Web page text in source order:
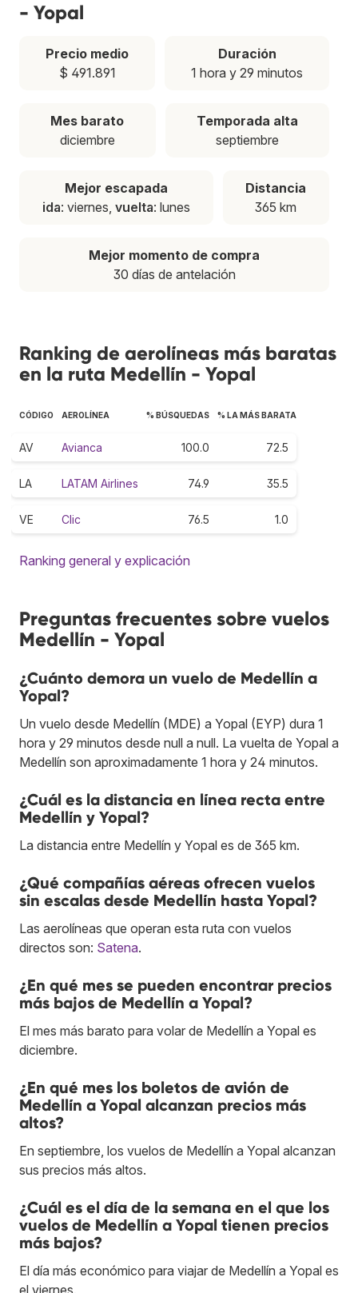
- Yopal
Precio medio
$ 491.891
Duración
1 hora y 29 minutos
Mes barato
diciembre
Temporada alta
septiembre
Mejor escapada
ida: viernes, vuelta: lunes
Distancia
365 km
Mejor momento de compra
30 días de antelación
Ranking de aerolíneas más baratas
en la ruta Medellín - Yopal
CÓDIGO AEROLÍNEA % BÚSQUEDAS % LA MÁS BARATA
AV Avianca 100.0 72.5
LA LATAM Airlines 74.9 35.5
VE Clic 76.5 1.0
Ranking general y explicación
Preguntas frecuentes sobre vuelos
Medellín - Yopal
¿Cuánto demora un vuelo de Medellín a
Yopal?
Un vuelo desde Medellín (MDE) a Yopal (EYP) dura 1
hora y 29 minutos desde null a null. La vuelta de Yopal a
Medellín son aproximadamente 1 hora y 24 minutos.
¿Cuál es la distancia en línea recta entre
Medellín y Yopal?
La distancia entre Medellín y Yopal es de 365 km.
¿Qué compañías aéreas ofrecen vuelos
sin escalas desde Medellín hasta Yopal?
Las aerolíneas que operan esta ruta con vuelos
directos son: Satena.
¿En qué mes se pueden encontrar precios
más bajos de Medellín a Yopal?
El mes más barato para volar de Medellín a Yopal es
diciembre.
¿En qué mes los boletos de avión de
Medellín a Yopal alcanzan precios más
altos?
En septiembre, los vuelos de Medellín a Yopal alcanzan
sus precios más altos.
¿Cuál es el día de la semana en el que los
vuelos de Medellín a Yopal tienen precios
más bajos?
El día más económico para viajar de Medellín a Yopal es
el viernes.